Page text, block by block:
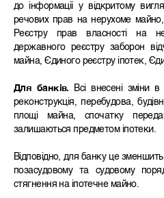
до інформації у відкритому
речових прав на нерухоме майно,
Реєстру прав власності на
державного реєстру заборон
майна, Єдиного реєстру іпотек,
Для банків. Всі внесені зміни
реконструкція, перебудова,
площі майна, спочатку
залишаються предметом іпотеки.
Відповідно, для банку це зменшить
позасудовому та судовому
стягнення на іпотечне майно.